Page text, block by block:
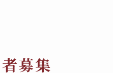
募集